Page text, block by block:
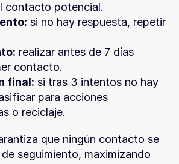
contacto potencial.
si no hay respuesta, repetir
realizar antes de 7 días
contacto.
final: si tras 3 intentos no hay
para acciones
o reciclaje.
que ningún contacto se
seguimiento, maximizando